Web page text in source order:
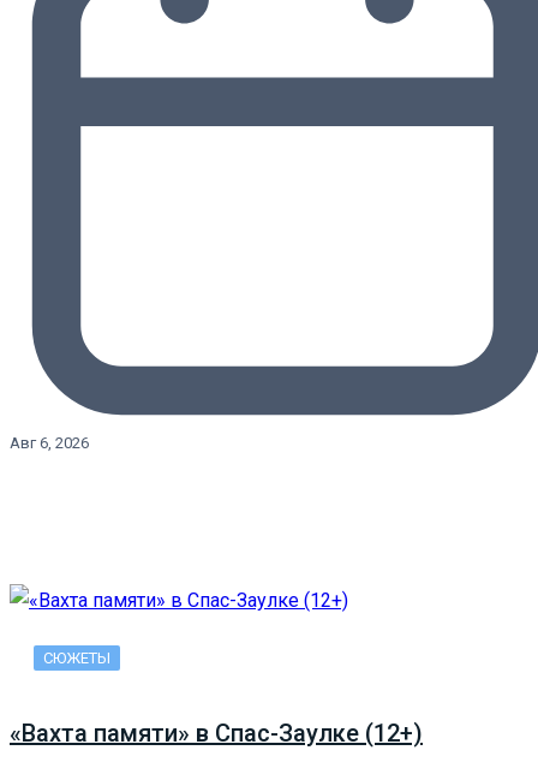
Авг 6, 2026
СЮЖЕТЫ
«Вахта памяти» в Спас-Заулке (12+)